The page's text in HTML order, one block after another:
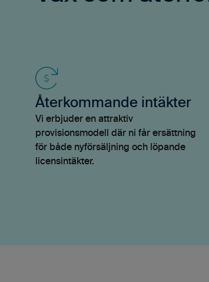
Återkommande intäkter
Vi erbjuder en attraktiv
provisionsmodell där ni får ersättning
för både nyförsäljning och löpande
licensintäkter.